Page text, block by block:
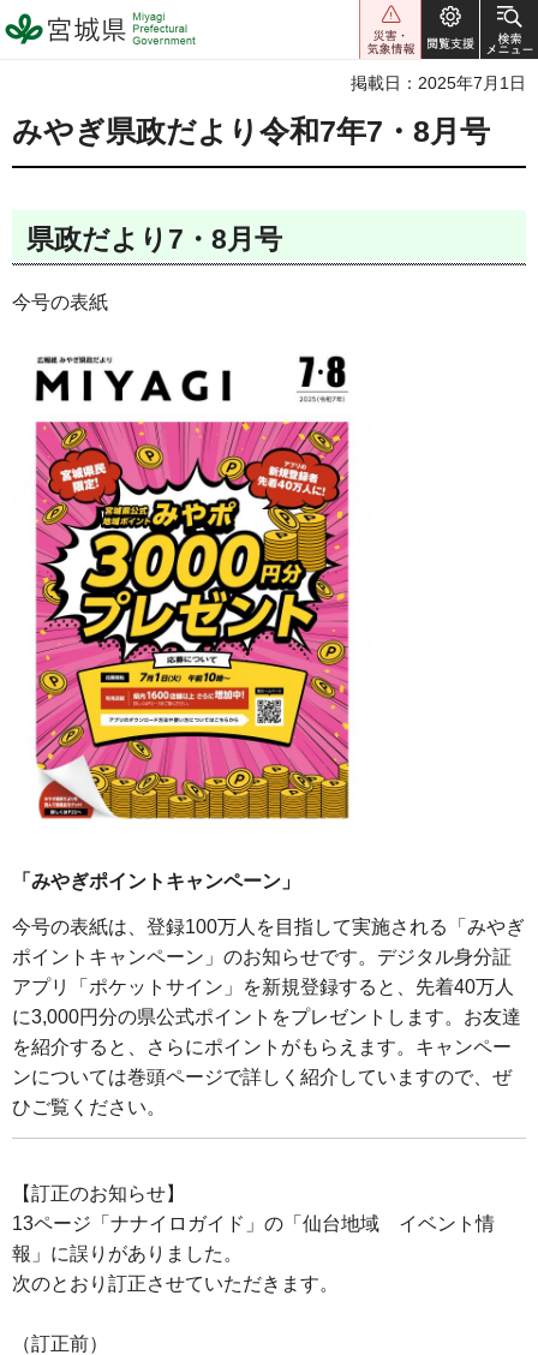
宮城県 Miyagi Prefectural
Government
掲載日：2025年7月1日
みやぎ県政だより令和7年7・8月号
県政だより7・8月号
今号の表紙
「みやぎポイントキャンペーン」
今号の表紙は、登録100万人を目指して実施される「みやぎ
ポイントキャンペーン」のお知らせです。デジタル身分証
アプリ「ポケットサイン」を新規登録すると、先着40万人
に3,000円分の県公式ポイントをプレゼントします。お友達
を紹介すると、さらにポイントがもらえます。キャンペー
ンについては巻頭ページで詳しく紹介していますので、ぜ
ひご覧ください。
【訂正のお知らせ】
13ページ「ナナイロガイド」の「仙台地域 イベント情
報」に誤りがありました。
次のとおり訂正させていただきます。
（訂正前）